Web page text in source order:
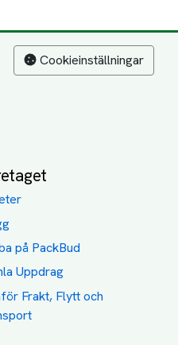
Cookieinställningar
på PackBud
Uppdrag
Frakt, Flytt och